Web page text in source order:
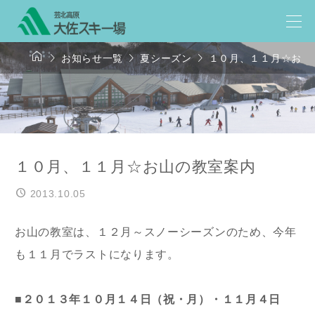
 お知らせ一覧夏シーズン  １０月、１１月☆お山
１０月、１１月☆お山の教室案内
2013.10.05
お山の教室は、１２月～スノーシーズンのため、今年
も１１月でラストになります。
■２０１３年１０月１４日（祝・月）・１１月４日